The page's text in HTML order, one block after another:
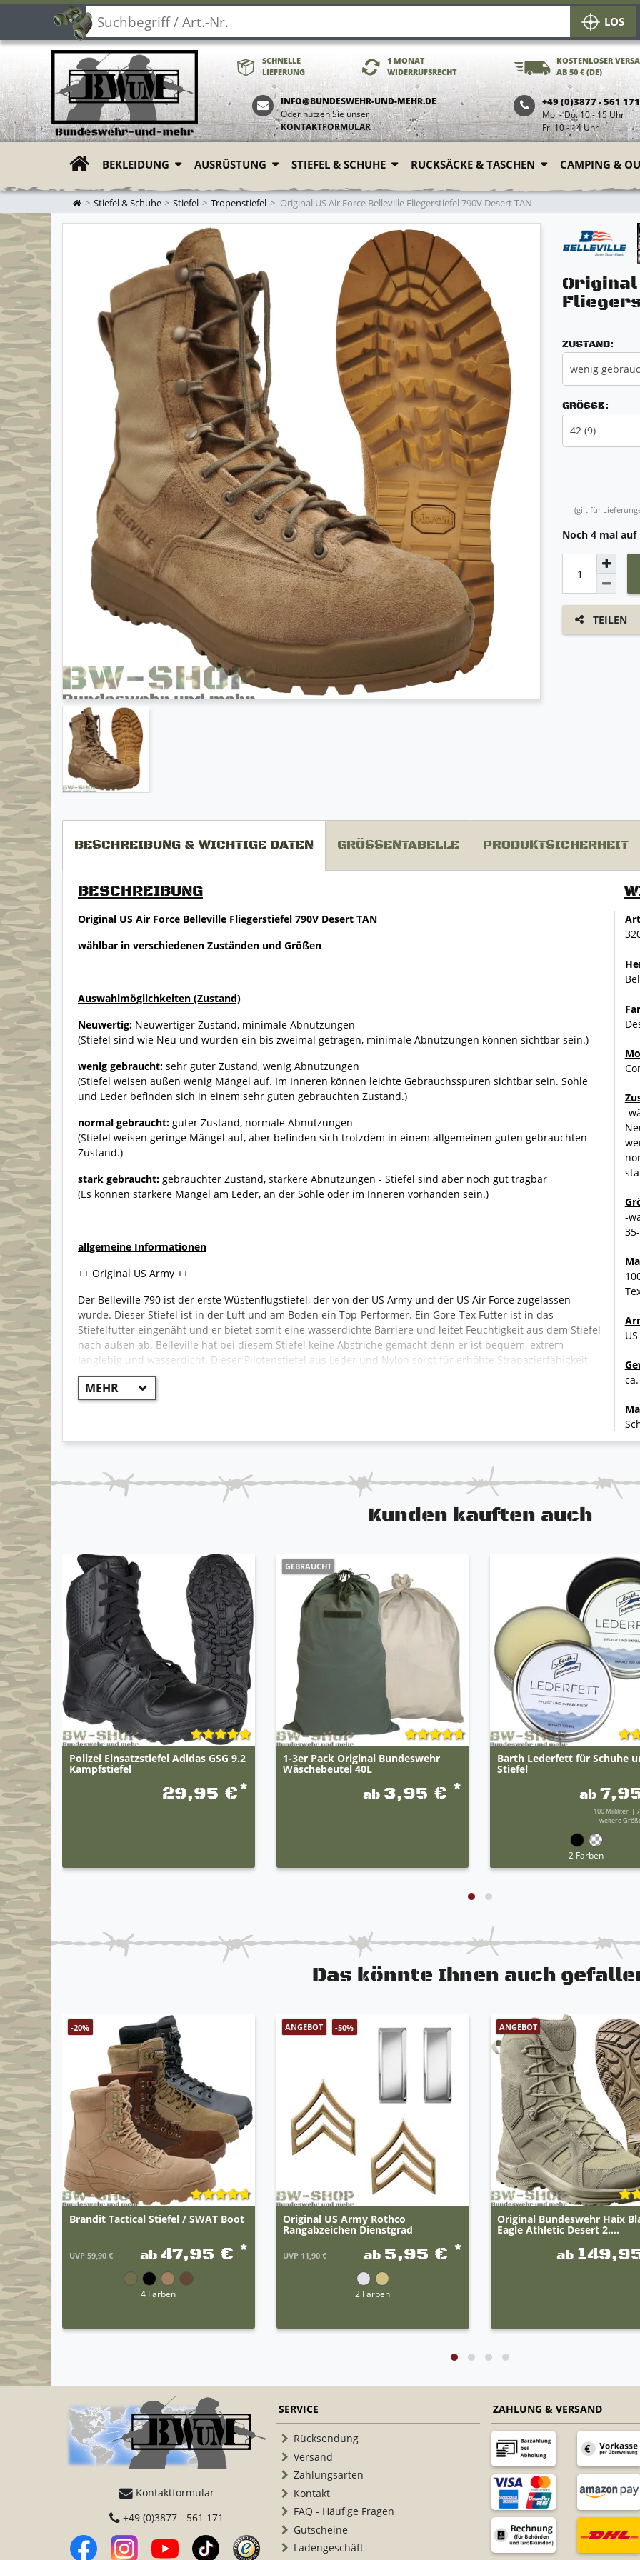
LOS
SCHNELLE
LIEFERUNG
1 MONAT
WIDERRUFSRECHT
KOSTENLOSER
AB 50 € (DE)
INFO@BUNDESWEHR-UND-MEHR.DE
Oder nutzen Sie unser
KONTAKTFORMULAR
+49 (0)3877 - 561 171
Mo. - Do. 10 - 15 Uhr
Fr. 10 - 14 Uhr
ZUR STARTSEITE
BEKLEIDUNG AUSRÜSTUNG STIEFEL & SCHUHE RUCKSÄCKE & TASCHEN CAMPING &
Stiefel & Schuhe Stiefel Tropenstiefel Original US Air Force Belleville Fliegerstiefel 790V Desert TAN
ZUSTAND:
wenig
GRÖSSE:
42 (9)
(gilt für
Noch 4 mal auf
TEILEN
BESCHREIBUNG & WICHTIGE DATEN GRÖSSENTABELLE PRODUKTSICHERHEIT
BESCHREIBUNG
Original US Air Force Belleville Fliegerstiefel 790V Desert TAN
wählbar in verschiedenen Zuständen und Größen
Auswahlmöglichkeiten (Zustand)
Neuwertig: Neuwertiger Zustand, minimale Abnutzungen
(Stiefel sind wie Neu und wurden ein bis zweimal getragen, minimale Abnutzungen können sichtbar sein.)
wenig gebraucht: sehr guter Zustand, wenig Abnutzungen
(Stiefel weisen außen wenig Mängel auf. Im Inneren können leichte Gebrauchsspuren sichtbar sein. Sohle
und Leder befinden sich in einem sehr guten gebrauchten Zustand.)
normal gebraucht: guter Zustand, normale Abnutzungen
(Stiefel weisen geringe Mängel auf, aber befinden sich trotzdem in einem allgemeinen guten gebrauchten
Zustand.)
stark gebraucht: gebrauchter Zustand, stärkere Abnutzungen - Stiefel sind aber noch gut tragbar
(Es können stärkere Mängel am Leder, an der Sohle oder im Inneren vorhanden sein.)
allgemeine Informationen
++ Original US Army ++
Der Belleville 790 ist der erste Wüstenflugstiefel, der von der US Army und der US Air Force zugelassen
wurde. Dieser Stiefel ist in der Luft und am Boden ein Top-Performer. Ein Gore-Tex Futter ist in das
Stiefelfutter eingenäht und er bietet somit eine wasserdichte Barriere und leitet Feuchtigkeit aus dem Stiefel
nach außen ab. Belleville hat bei diesem Stiefel keine Abstriche gemacht denn er ist bequem, extrem
langlebig und wasserdicht. Dieser Pilotenstiefel aus Leder und Nylon sorgt für erhöhte Strapazierfähigkeit
und eine lange Lebensdauer dieses Schuhwerks. Die VANGUARD-Laufschuhsohle von Belleville absorbiert
Stöße und schont Füße, Knöchel und Knie. Die Spezielle VIBRAM Sierra-Laufsohle sorgt dafür das Sie sowohl
auf lockeren als auch auf glatten Oberflächen hervorragenden Halt haben. Der Pilotenstiefel 790V ist für den
Modell Combat Flight Boots 790V cold weather desert TAN
Verstärkter Zehen und Fersenbereich
Widerstandsfähig und robust
VANGUARD®-Premium-Dämpfungssohlensystem
Gepolsterte Polyurethan-Mittelsohle zur Stoßdämpfung
100 % Gummi-Laufsohle mit VIBRAM® Sierra
Benzin-, Erdöl-, Öl- und Schmiermittelbeständig
Gore-Tex Membrane
Wasserdicht und hoch Atmungsaktiv
Herausnehmbare Polyurethan-Einlegesohle
Einfach geformter, herausnehmbarer Einsatz
Sehr guter Lauf- und Tragekomfort
-
-
Kunden kauften auch
Polizei Einsatzstiefel Adidas GSG 9.2
Kampfstiefel
29,95 €*
GEBRAUCHT
1-3er Pack Original Bundeswehr
Wäschebeutel 40L
ab 3,95 € *
Barth Lederfett für Schuhe
Stiefel
ab
100Milliliter |
weitere
2 Farben
Das könnte Ihnen auch
-20%
Brandit Tactical Stiefel / SWAT Boot
UVP 59,90 € ab47,95 € *
4 Farben
ANGEBOT -50%
Original US Army Rothco
Rangabzeichen Dienstgrad
UVP 11,90 € ab 5,95 € *
2 Farben
ANGEBOT
Original Bundeswehr Haix
Eagle Athletic Desert 2....
ab
Kontaktformular
+49 (0)3877 - 561 171
SERVICE
Rücksendung
Versand
Zahlungsarten
Kontakt
FAQ - Häufige Fragen
Gutscheine
Ladengeschäft
ZAHLUNG & VERSAND